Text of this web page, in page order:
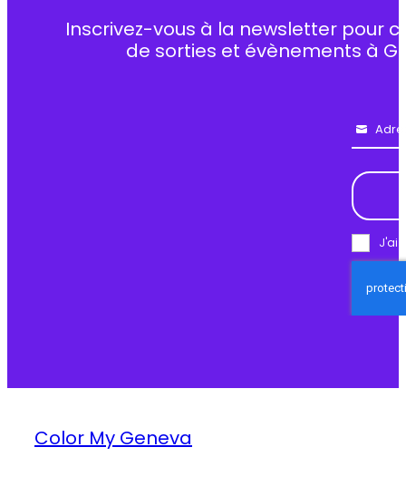
Inscrivez-vous à la newsletter pour
de sorties et évènements à
Email
J'ai
Color My Geneva